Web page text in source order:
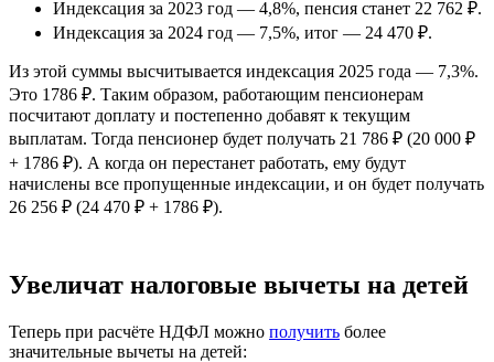
Индексация за 2023 год — 4,8%, пенсия станет 22 762 ₽.
Индексация за 2024 год — 7,5%, итог — 24 470 ₽.
Из этой суммы высчитывается индексация 2025 года — 7,3%.
Это 1786 ₽. Таким образом, работающим пенсионерам
посчитают доплату и постепенно добавят к текущим
выплатам. Тогда пенсионер будет получать 21 786 ₽ (20 000 ₽
+ 1786 ₽). А когда он перестанет работать, ему будут
начислены все пропущенные индексации, и он будет получать
26 256 ₽ (24 470 ₽ + 1786 ₽).
Увеличат налоговые вычеты на детей
Теперь при расчёте НДФЛ можно получить более
значительные вычеты на детей: